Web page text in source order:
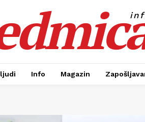
Info Magazin